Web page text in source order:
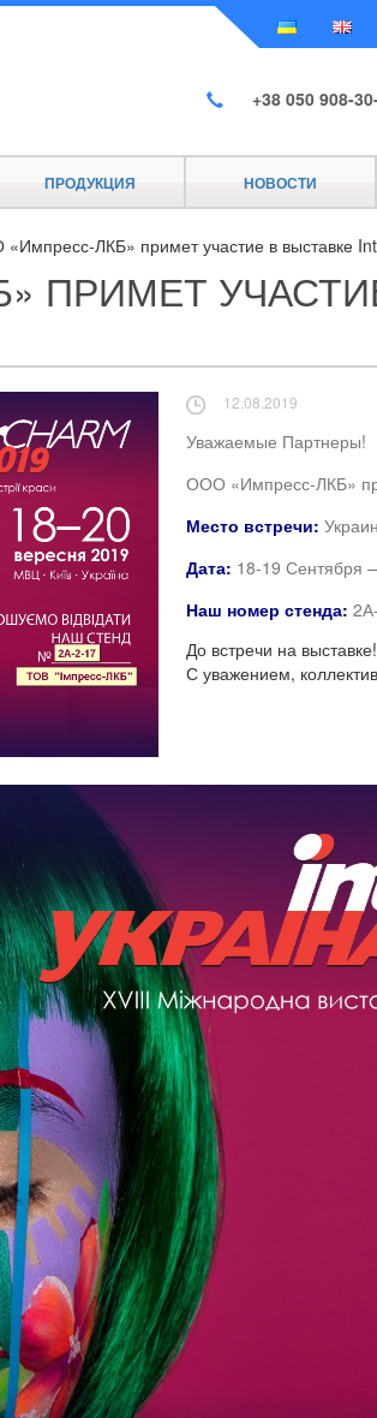
+38 050 908-
ПРОДУКЦИЯ НОВОСТИ
ЛКБ» примет участие в выставке
ПРИМЕТ
12.08.2019
Уважаемые Партнеры!
ООО «Импресс-ЛКБ»
Место встречи:
Дата: 18-19 Сентября
Наш номер стенда:
До встречи на выставке!
С уважением,